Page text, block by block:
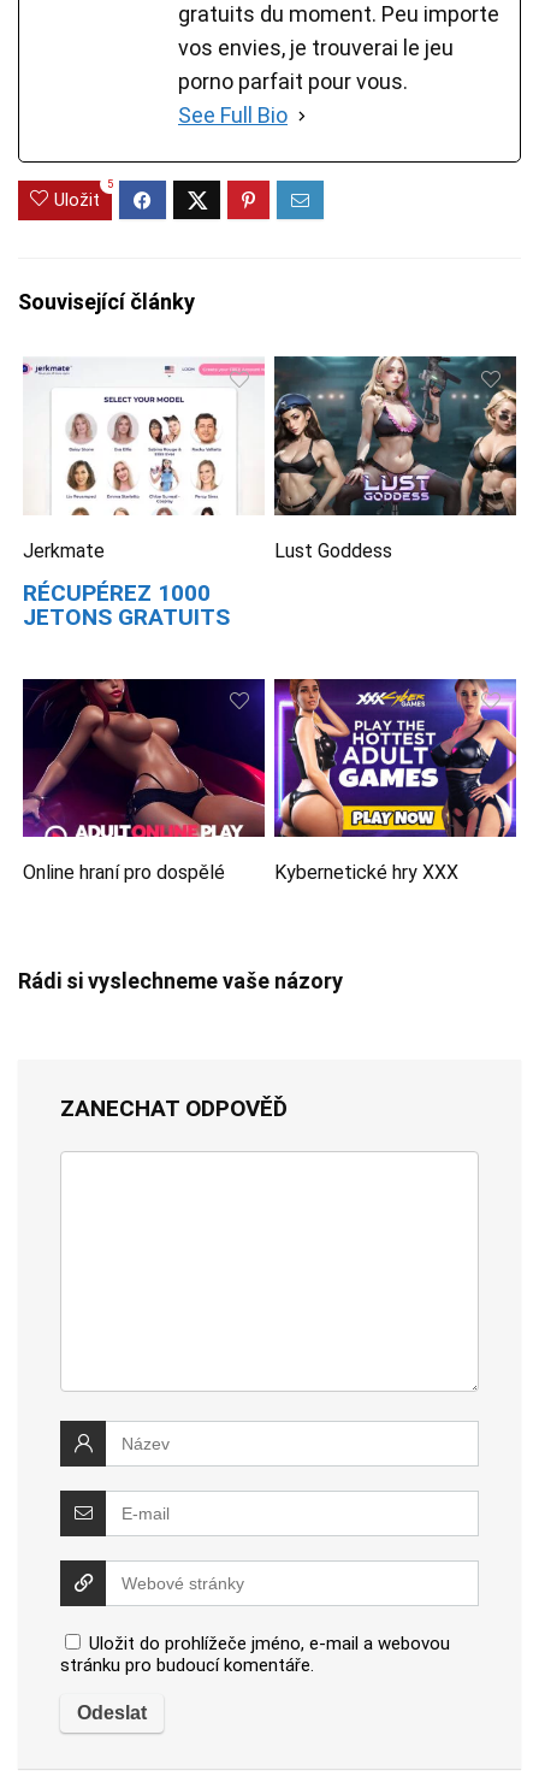
gratuits du moment. Peu importe
vos envies, je trouverai le jeu
porno parfait pour vous.
See Full Bio
Uložit
5
Související články
Jerkmate
RÉCUPÉREZ 1000
JETONS GRATUITS
Lust Goddess
Online hraní pro dospělé Kybernetické hry XXX
Rádi si vyslechneme vaše názory
ZANECHAT ODPOVĚĎ
Uložit do prohlížeče jméno, e-mail a webovou
stránku pro budoucí komentáře.